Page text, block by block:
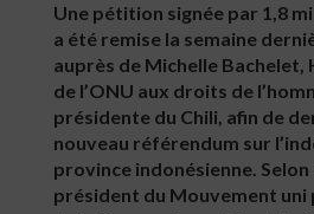
Une pétition signée par 1,8
a été remise la semaine
auprès de Michelle
de l’ONU aux droits de
présidente du Chili, afin de
nouveau référendum sur
province indonésienne.
président du Mouvement